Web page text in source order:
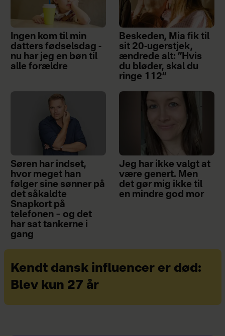
Ingen kom til min
datters fødselsdag -
nu har jeg en bøn til
alle forældre
Beskeden, Mia fik til
sit 20-ugerstjek,
ændrede alt: ”Hvis
du bløder, skal du
ringe 112”
Søren har indset,
hvor meget han
følger sine sønner på
det såkaldte
Snapkort på
telefonen – og det
har sat tankerne i
gang
Jeg har ikke valgt at
være genert. Men
det gør mig ikke til
en mindre god mor
Kendt dansk influencer er død:
Blev kun 27 år